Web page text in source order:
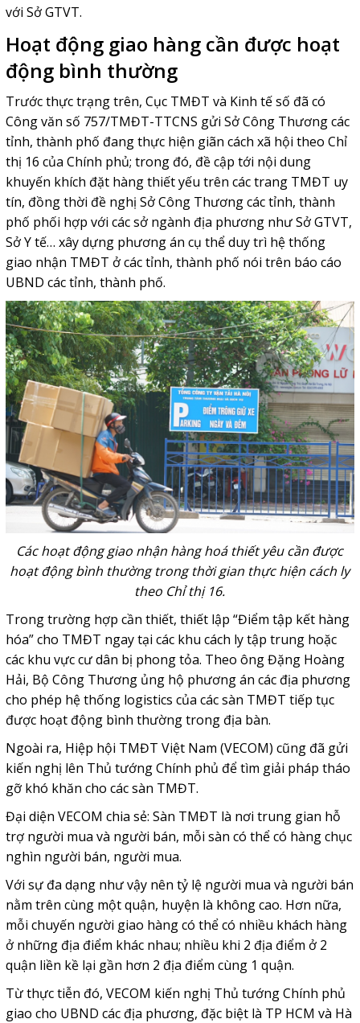
với Sở GTVT.
Hoạt động giao hàng cần được hoạt
động bình thường
Trước thực trạng trên, Cục TMĐT và Kinh tế số đã có
Công văn số 757/TMĐT-TTCNS gửi Sở Công Thương các
tỉnh, thành phố đang thực hiện giãn cách xã hội theo Chỉ
thị 16 của Chính phủ; trong đó, đề cập tới nội dung
khuyến khích đặt hàng thiết yếu trên các trang TMĐT uy
tín, đồng thời đề nghị Sở Công Thương các tỉnh, thành
phố phối hợp với các sở ngành địa phương như Sở GTVT,
Sở Y tế… xây dựng phương án cụ thể duy trì hệ thống
giao nhận TMĐT ở các tỉnh, thành phố nói trên báo cáo
UBND các tỉnh, thành phố.
Các hoạt động giao nhận hàng hoá thiết yêu cần được
hoạt động bình thường trong thời gian thực hiện cách ly
theo Chỉ thị 16.
Trong trường hợp cần thiết, thiết lập “Điểm tập kết hàng
hóa” cho TMĐT ngay tại các khu cách ly tập trung hoặc
các khu vực cư dân bị phong tỏa. Theo ông Đặng Hoàng
Hải, Bộ Công Thương ủng hộ phương án các địa phương
cho phép hệ thống logistics của các sàn TMĐT tiếp tục
được hoạt động bình thường trong địa bàn.
Ngoài ra, Hiệp hội TMĐT Việt Nam (VECOM) cũng đã gửi
kiến nghị lên Thủ tướng Chính phủ để tìm giải pháp tháo
gỡ khó khăn cho các sàn TMĐT.
Đại diện VECOM chia sẻ: Sàn TMĐT là nơi trung gian hỗ
trợ người mua và người bán, mỗi sàn có thể có hàng chục
nghìn người bán, người mua.
Với sự đa dạng như vậy nên tỷ lệ người mua và người bán
nằm trên cùng một quận, huyện là không cao. Hơn nữa,
mỗi chuyến người giao hàng có thể có nhiều khách hàng
ở những địa điểm khác nhau; nhiều khi 2 địa điểm ở 2
quận liền kề lại gần hơn 2 địa điểm cùng 1 quận.
Từ thực tiễn đó, VECOM kiến nghị Thủ tướng Chính phủ
giao cho UBND các địa phương, đặc biệt là TP HCM và Hà